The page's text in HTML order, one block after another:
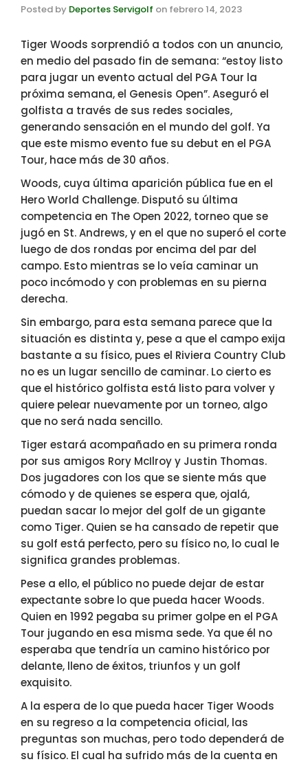
Posted by Deportes Servigolf on febrero 14, 2023
Tiger Woods sorprendió a todos con un anuncio,
en medio del pasado fin de semana: “estoy listo
para jugar un evento actual del PGA Tour la
próxima semana, el Genesis Open”. Aseguró el
golfista a través de sus redes sociales,
generando sensación en el mundo del golf. Ya
que este mismo evento fue su debut en el PGA
Tour, hace más de 30 años.
Woods, cuya última aparición pública fue en el
Hero World Challenge. Disputó su última
competencia en The Open 2022, torneo que se
jugó en St. Andrews, y en el que no superó el corte
luego de dos rondas por encima del par del
campo. Esto mientras se lo veía caminar un
poco incómodo y con problemas en su pierna
derecha.
Sin embargo, para esta semana parece que la
situación es distinta y, pese a que el campo exija
bastante a su físico, pues el Riviera Country Club
no es un lugar sencillo de caminar. Lo cierto es
que el histórico golfista está listo para volver y
quiere pelear nuevamente por un torneo, algo
que no será nada sencillo.
Tiger estará acompañado en su primera ronda
por sus amigos Rory McIlroy y Justin Thomas.
Dos jugadores con los que se siente más que
cómodo y de quienes se espera que, ojalá,
puedan sacar lo mejor del golf de un gigante
como Tiger. Quien se ha cansado de repetir que
su golf está perfecto, pero su físico no, lo cual le
significa grandes problemas.
Pese a ello, el público no puede dejar de estar
expectante sobre lo que pueda hacer Woods.
Quien en 1992 pegaba su primer golpe en el PGA
Tour jugando en esa misma sede. Ya que él no
esperaba que tendría un camino histórico por
delante, lleno de éxitos, triunfos y un golf
exquisito.
A la espera de lo que pueda hacer Tiger Woods
en su regreso a la competencia oficial, las
preguntas son muchas, pero todo dependerá de
su físico. El cual ha sufrido más de la cuenta en